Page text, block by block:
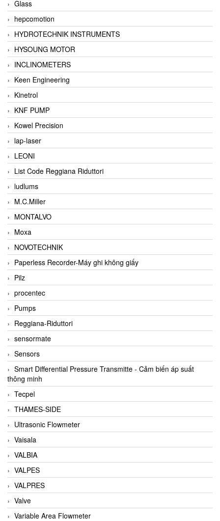
Glass
hepcomotion
HYDROTECHNIK INSTRUMENTS
HYSOUNG MOTOR
INCLINOMETERS
Keen Engineering
Kinetrol
KNF PUMP
Kowel Precision
lap-laser
LEONI
List Code Reggiana Riduttori
ludlums
M.C.Miller
MONTALVO
Moxa
NOVOTECHNIK
Paperless Recorder-Máy ghi không giấy
Pilz
procentec
Pumps
Reggiana-Riduttori
sensormate
Sensors
Smart Differential Pressure Transmitte - Cảm biến áp suất
thông minh
Tecpel
THAMES-SIDE
Ultrasonic Flowmeter
Vaisala
VALBIA
VALPES
VALPRES
Valve
Variable Area Flowmeter